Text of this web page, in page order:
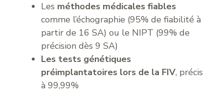
Les méthodes médicales fiables
comme l’échographie (95% de fiabilité à
partir de 16 SA) ou le NIPT (99% de
précision dès 9 SA)
Les tests génétiques
préimplantatoires lors de la FIV, précis
à 99,99%